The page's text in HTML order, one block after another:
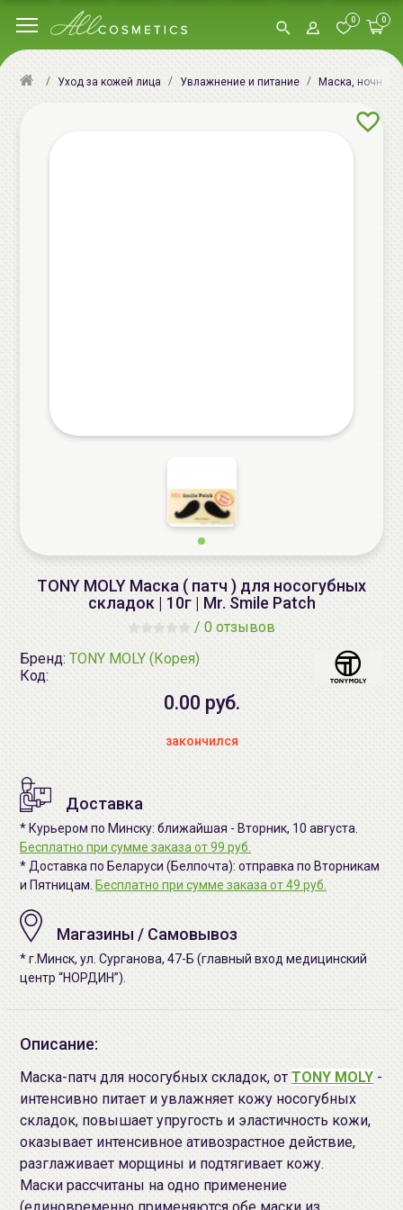
0 0
Уход за кожей лица Увлажнение и питание Маска, ночная
TONY MOLY Маска ( патч ) для носогубных
складок | 10г | Mr. Smile Patch
/ 0 отзывов
Бренд: TONY MOLY (Корея)
Код:
0.00 руб.
закончился
Доставка
* Курьером по Минску: ближайшая - Вторник, 10 августа.
Бесплатно при сумме заказа от 99 руб.
* Доставка по Беларуси (Белпочта): отправка по Вторникам
и Пятницам. Бесплатно при сумме заказа от 49 руб.
Магазины / Самовывоз
* г.Минск, ул. Сурганова, 47-Б (главный вход медицинский
центр “НОРДИН”).
Описание:
Маска-патч для носогубных складок, от TONY MOLY -
интенсивно питает и увлажняет кожу носогубных
складок, повышает упругость и эластичность кожи,
оказывает интенсивное ативозрастное действие,
разглаживает морщины и подтягивает кожу.
Маски рассчитаны на одно применение